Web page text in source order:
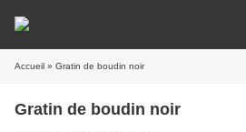
Accueil » Gratin de boudin noir
Gratin de boudin noir